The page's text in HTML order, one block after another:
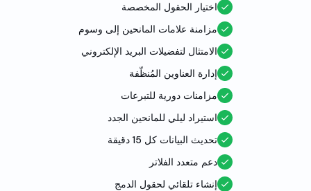
اختيار الحقول المخصصة
مزامنة علامات المانحين إلى وسوم
الامتثال لتفضيلات البريد الإلكتروني
إدارة العناوين المُنظّفة
مزامنات دورية للتبرعات
استيراد ليلي للمانحين الجدد
تحديث البيانات كل 15 دقيقة
دعم متعدد الفلاتر
إنشاء تلقائي لحقول الدمج